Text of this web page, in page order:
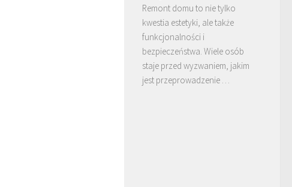
Remont domu to nie tylko
kwestia estetyki, ale także
funkcjonalności i
bezpieczeństwa. Wiele osób
staje przed wyzwaniem, jakim
jest przeprowadzenie …